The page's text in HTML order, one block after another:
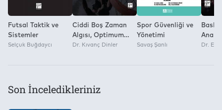
Futsal Taktik ve
Sistemler
Selçuk Buğdaycı
Ciddi Boş Zaman
Algısı, Optimum
Performans Duygu
Dr. Kıvanç Dinler
Spor Güvenliği ve
Yönetimi
Savaş Şanlı Dr.
Son İnceledikleriniz